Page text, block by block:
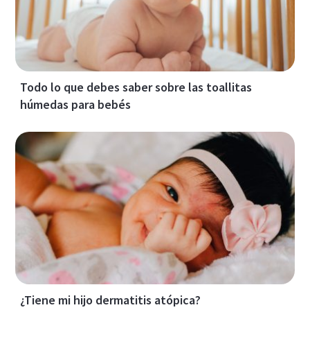
Todo lo que debes saber sobre las toallitas
húmedas para bebés
¿Tiene mi hijo dermatitis atópica?